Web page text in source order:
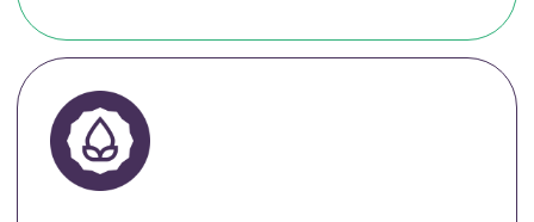
Срок действия промокода
ограничен — он будет актуален
только до 31.03.2026 года.
Позаботьтесь о своём
четвероногом друге уже сегодня и